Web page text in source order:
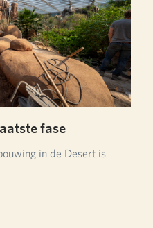
fase
in de Desert is